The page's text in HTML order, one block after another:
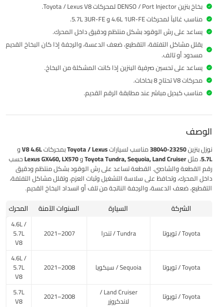
بخاخ بنزين DENSO / Port Injector لمحركات Toyota / Lexus V8.
مناسب غالباً لمحركات 4.6L 1UR-FE و 5.7L 3UR-FE.
يساعد على رش الوقود بشكل منتظم ودقيق داخل المحرك.
يقلل مشاكل التفتفة، التقطيع، ضعف الدعسة، والرجفة إذا كان البخاخ القديم
مسدود أو تالف.
يساعد على تحسين صرفية البنزين إذا كانت المشكلة من البخاخ.
محركات V8 تحتاج 8 بخاخات.
مناسب كبديل مباشر عند مطابقة الرقم القديم.
الوصف
نوزل بنزين 23250-38040 مناسب لسياراتToyota / Lexusبمحركات
V8 4.6L و
5.7L، مثلToyota Tundra, Sequoia, Land CruiserوLexus GX460, LX570حسب
رقم القطعة والشاصي. القطعة تساعد على رش الوقود بشكل منتظم ودقيق
داخل المحرك، وتحافظ على سلاسة التشغيل وثبات العزم، وتقلل مشاكل التفتفة،
التقطيع، ضعف الدعسة، والرجفة الناتجة من تلف أو انسداد البخاخ القديم.
الشركة السيارة السنوات الآمنة المحرك
Toyota / تويوتا Tundra / تندرا 2007–2021
4.6L /
5.7L
V8
Toyota / تويوتا Sequoia / سيكويا 2008–2021
4.6L /
5.7L
V8
Toyota / تويوتا
Land Cruiser /
لاندكروزر 2008–2021
5.7L
V8